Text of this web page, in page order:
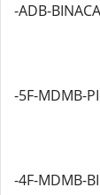
-ADB-BINACA
-5F-MDMB-
-4F-MDMB-